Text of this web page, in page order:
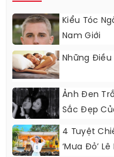
Kiểu Tóc
Nam Giới
Những Điều
Ảnh Đen
Sắc Đẹp
4 Tuyệt
‘Mưa Đỏ’ Lê